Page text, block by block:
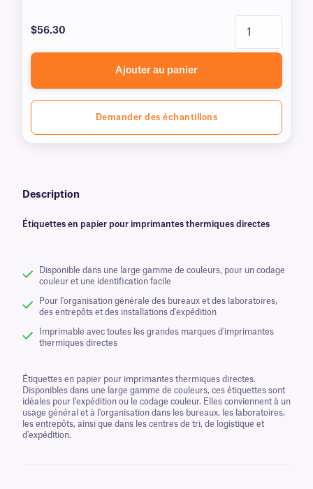
$56.30
Ajouter au panier
Demander des échantillons
Description
Étiquettes en papier pour imprimantes thermiques directes
Disponible dans une large gamme de couleurs, pour un codage
couleur et une identification facile
Pour l'organisation générale des bureaux et des laboratoires,
des entrepôts et des installations d'expédition
Imprimable avec toutes les grandes marques d'imprimantes
thermiques directes
Étiquettes en papier pour imprimantes thermiques directes.
Disponibles dans une large gamme de couleurs, ces étiquettes sont
idéales pour l'expédition ou le codage couleur. Elles conviennent à un
usage général et à l'organisation dans les bureaux, les laboratoires,
les entrepôts, ainsi que dans les centres de tri, de logistique et
d'expédition.